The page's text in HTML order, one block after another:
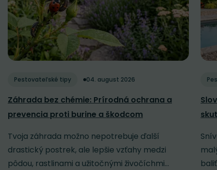
Pestovateľské tipy 04. august 2026
Záhrada bez chémie: Prírodná ochrana a
prevencia proti burine a škodcom
Tvoja záhrada možno nepotrebuje ďalší
drastický postrek, ale lepšie vzťahy medzi
pôdou, rastlinami a užitočnými živočíchmi...